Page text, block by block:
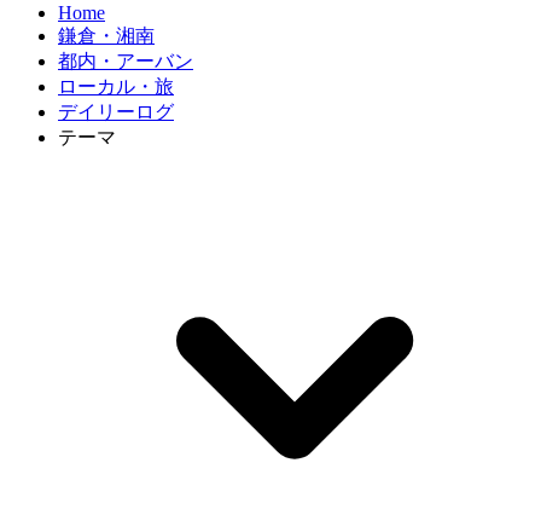
Home
鎌倉・湘南
都内・アーバン
ローカル・旅
デイリーログ
テーマ